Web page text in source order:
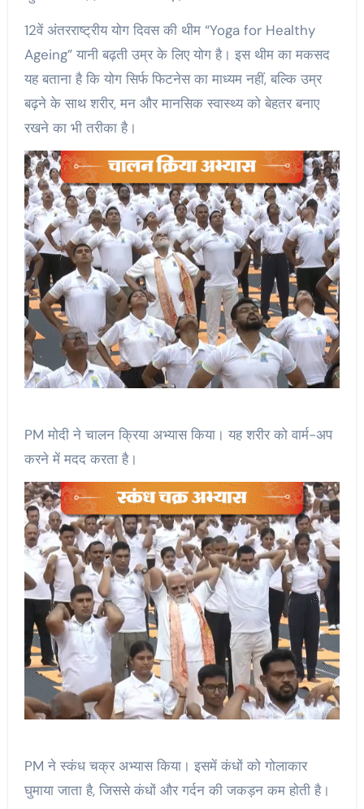
12वें अंतरराष्ट्रीय योग दिवस की थीम “Yoga for Healthy
Ageing” यानी बढ़ती उम्र के लिए योग है। इस थीम का मकसद
यह बताना है कि योग सिर्फ फिटनेस का माध्यम नहीं, बल्कि उम्र
बढ़ने के साथ शरीर, मन और मानसिक स्वास्थ्य को बेहतर बनाए
रखने का भी तरीका है।
PM मोदी ने चालन क्रिया अभ्यास किया। यह शरीर को वार्म-अप
करने में मदद करता है।
PM ने स्कंध चक्र अभ्यास किया। इसमें कंधों को गोलाकार
घुमाया जाता है, जिससे कंधों और गर्दन की जकड़न कम होती है।